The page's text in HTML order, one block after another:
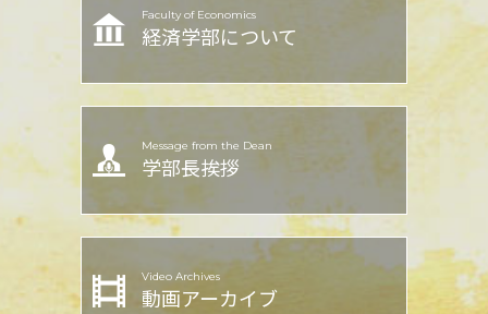
Faculty of Economics
経済学部について
Message from the Dean
学部長挨拶
Video Archives
動画アーカイブ